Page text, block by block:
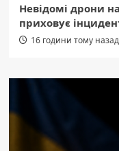
Невідомі дрони
приховує
16 години тому назад